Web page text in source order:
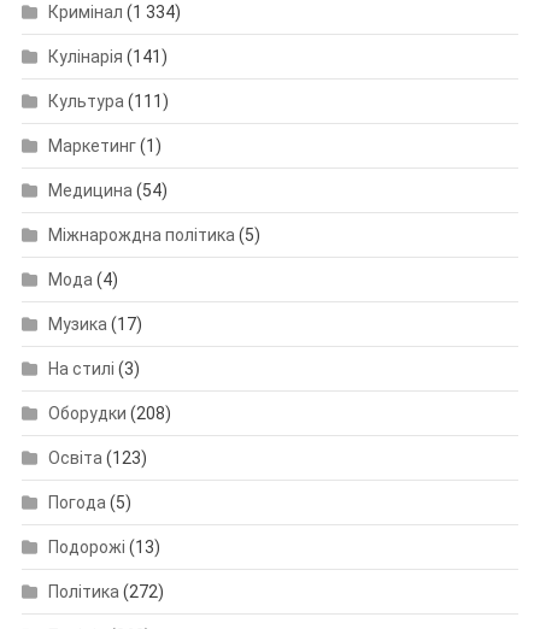
Кримінал (1 334)
Кулінарія (141)
Культура (111)
Маркетинг(1)
Медицина (54)
Міжнарождна політика (5)
Мода (4)
Музика (17)
На стилі (3)
Оборудки (208)
Освіта (123)
Погода (5)
Подорожі (13)
Політика (272)